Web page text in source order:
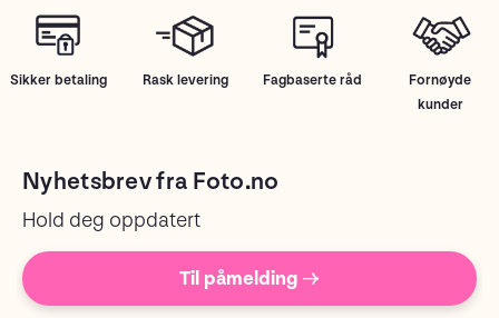
Sikker betaling Rask levering Fagbaserte råd
Fornøyde
kunder
Nyhetsbrev fra Foto.no
Hold deg oppdatert
Til påmelding →